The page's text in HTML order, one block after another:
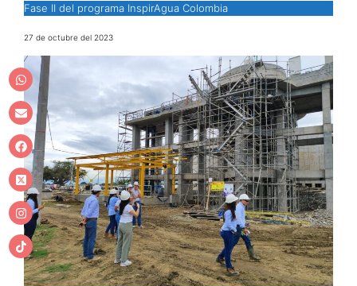
Fase II del programa InspirAgua Colombia
27 de octubre del 2023